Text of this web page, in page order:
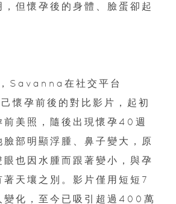
，但懷孕後的身體、臉蛋卻起
Savanna在社交平台
懷孕前後的對比影片，起初
前美照，隨後出現懷孕40週
臉部明顯浮腫、鼻子變大，原
眼也因水腫而跟著變小，與孕
著天壤之別。影片僅用短短7
變化，至今已吸引超過400萬